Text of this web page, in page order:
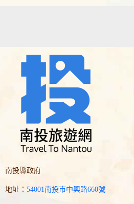
南投縣政府
地址： 54001南投市中興路660號